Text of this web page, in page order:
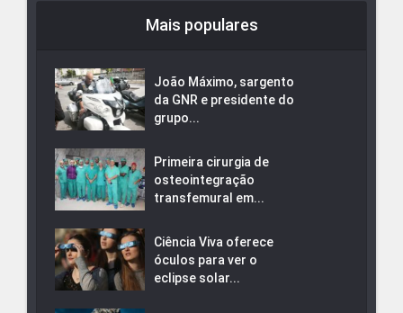
Mais populares
João Máximo, sargento
da GNR e presidente do
grupo...
Primeira cirurgia de
osteointegração
transfemural em...
Ciência Viva oferece
óculos para ver o
eclipse solar...